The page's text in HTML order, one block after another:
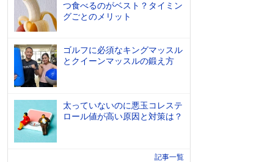
つ食べるのがベスト？タイミン
グごとのメリット
ゴルフに必須なキングマッスル
とクイーンマッスルの鍛え方
太っていないのに悪玉コレステ
ロール値が高い原因と対策は？
記事一覧